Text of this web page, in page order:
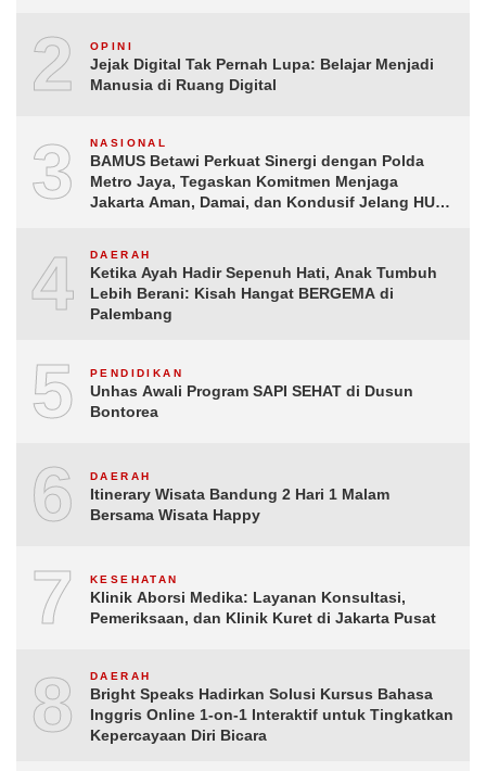
2 OPINI
Jejak Digital Tak Pernah Lupa: Belajar Menjadi
Manusia di Ruang Digital
3 NASIONAL
BAMUS Betawi Perkuat Sinergi dengan Polda
Metro Jaya, Tegaskan Komitmen Menjaga
Jakarta Aman, Damai, dan Kondusif Jelang HUT
4 DAERAH
Ketika Ayah Hadir Sepenuh Hati, Anak Tumbuh
Lebih Berani: Kisah Hangat BERGEMA di
Palembang
5 PENDIDIKAN
Unhas Awali Program SAPI SEHAT di Dusun
Bontorea
6 DAERAH
Itinerary Wisata Bandung 2 Hari 1 Malam
Bersama Wisata Happy
7 KESEHATAN
Klinik Aborsi Medika: Layanan Konsultasi,
Pemeriksaan, dan Klinik Kuret di Jakarta Pusat
8 DAERAH
Bright Speaks Hadirkan Solusi Kursus Bahasa
Inggris Online 1-on-1 Interaktif untuk Tingkatkan
Kepercayaan Diri Bicara